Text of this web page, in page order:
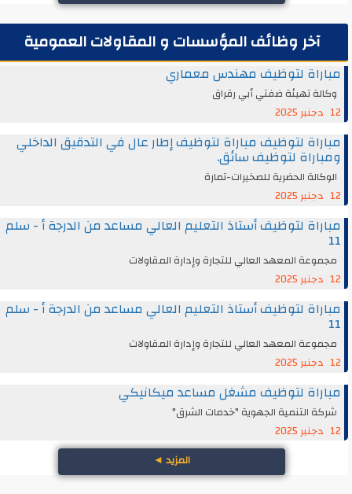
آخر وظائف المؤسسات و المقاولات العمومية
مباراة لتوظيف مهندس معماري
وكالة تهيئة ضفتي أبي رقراق
12 دجنبر 2025
مباراة لتوظيف مباراة لتوظيف إطار عال في التدقيق الداخلي
ومباراة لتوظيف سائق.
الوكالة الحضرية للصخيرات-تمارة
12 دجنبر 2025
مباراة لتوظيف أستاذ التعليم العالي مساعد من الدرجة أ - سلم
11
مجموعة المعهد العالي للتجارة وإدارة المقاولات
12 دجنبر 2025
مباراة لتوظيف أستاذ التعليم العالي مساعد من الدرجة أ - سلم
11
مجموعة المعهد العالي للتجارة وإدارة المقاولات
12 دجنبر 2025
مباراة لتوظيف مشغل مساعد ميكانيكي
شركة التنمية الجهوية "خدمات الشرق"
12 دجنبر 2025
المزيد◄